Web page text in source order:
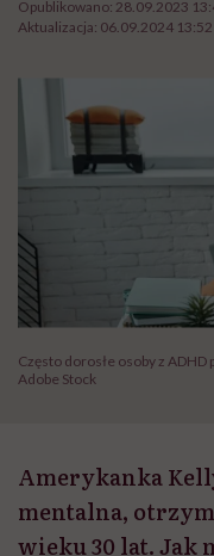
Opublikowano: 28.09.2023
Aktualizacja: 06.09.2024 13:52
Często dorosłe osoby z
Adobe Stock
Amerykanka
mentalna,
wieku 30 lat. Jak